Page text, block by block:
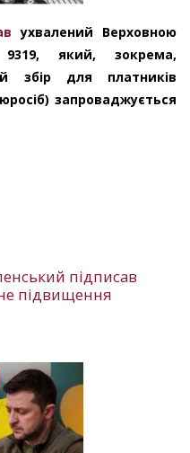
ухвалений Верховною
який, зокрема,
збір для платників
запроваджується
підписав
підвищення